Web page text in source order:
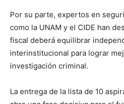
Por su parte, expertos en
como la UNAM y el CIDE han
fiscal deberá equilibrar
interinstitucional para lograr
investigación criminal.
La entrega de la lista de 10